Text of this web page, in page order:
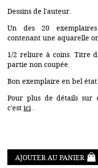
Dessins de l'auteur.
Un des 20
contenant une aquarelle
1/2 reliure à coins. Titre
partie non coupée.
Bon exemplaire en bel
Pour plus de détails sur
c'est ici.
AJOUTER AU PANIER